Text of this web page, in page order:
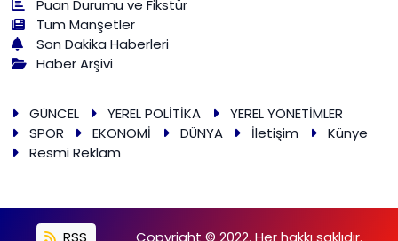
Puan Durumu ve Fikstür
Tüm Manşetler
Son Dakika Haberleri
Haber Arşivi
GÜNCEL YEREL POLİTİKA
YEREL YÖNETİMLER
SPOR
EKONOMİ DÜNYA İletişim
Künye
Resmi Reklam
RSS Copyright © 2022. Her hakkı saklıdır.